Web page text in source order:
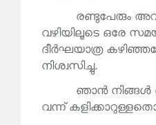
രണ്ടുപേരും
വഴിയിലൂടെ ഒരേ
ദീർഘയാത്ര
നിശ്വസിച്ചു.
ഞാൻ നിങ്ങൾ
വന്ന്